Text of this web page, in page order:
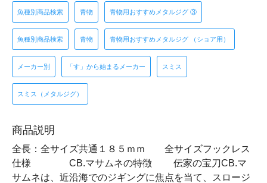
魚種別商品検索 青物 青物用おすすめメタルジグ ③
魚種別商品検索 青物 青物用おすすめメタルジグ （ショア用）
メーカー別 「す」から始まるメーカー スミス
スミス（メタルジグ）
商品説明
全長：全サイズ共通１８５ｍｍ 全サイズフックレス
仕様 CB.マサムネの特徴 伝家の宝刀CB.マ
サムネは、近沿海でのジギングに焦点を当て、スロージ